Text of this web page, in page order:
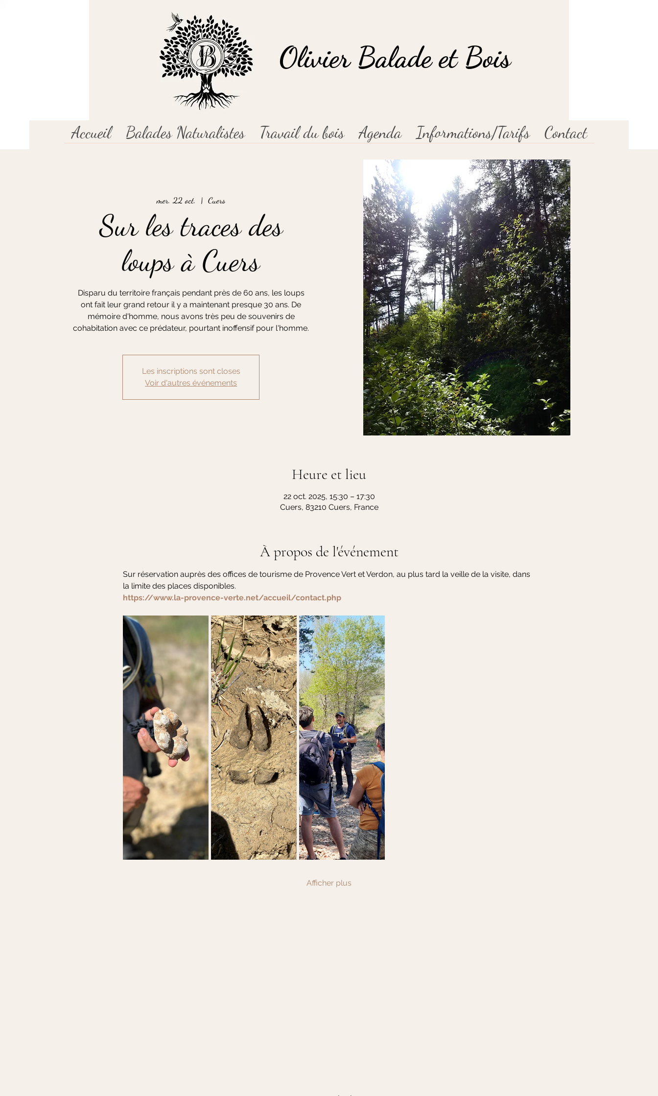
Olivier Balade et Bois
Accueil Balades Naturalistes Travail du bois Agenda Informations/Tarifs Contact
mer. 22 oct.
  |
Cuers
Sur les traces des
loups à Cuers
Disparu du territoire français pendant près de 60 ans, les loups
ont fait leur grand retour il y a maintenant presque 30 ans. De
mémoire d'homme, nous avons très peu de souvenirs de
cohabitation avec ce prédateur, pourtant inoffensif pour l'homme.
Les inscriptions sont closes
Voir d'autres événements
Heure et lieu
22 oct. 2025, 15:30 – 17:30
Cuers, 83210 Cuers, France
À propos de l'événement
Sur réservation auprès des offices de tourisme de Provence Vert et Verdon, au plus tard la veille de la visite, dans
la limite des places disponibles.
https://www.la-provence-verte.net/accueil/contact.php
Afficher plus